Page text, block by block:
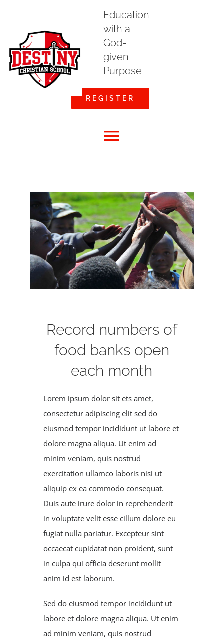
Education
with a
God-
given
Purpose
REGISTER
Navigation
Calendars
Record numbers of
food banks open
each month
Lorem ipsum dolor sit ets amet,
consectetur adipiscing elit sed do
eiusmod tempor incididunt ut labore et
dolore magna aliqua. Ut enim ad
minim veniam, quis nostrud
exercitation ullamco laboris nisi ut
aliquip ex ea commodo consequat.
Duis aute irure dolor in reprehenderit
in voluptate velit esse cillum dolore eu
fugiat nulla pariatur. Excepteur sint
occaecat cupidatat non proident, sunt
in culpa qui officia deserunt mollit
anim id est laborum.
Sed do eiusmod tempor incididunt ut
labore et dolore magna aliqua. Ut enim
ad minim veniam, quis nostrud